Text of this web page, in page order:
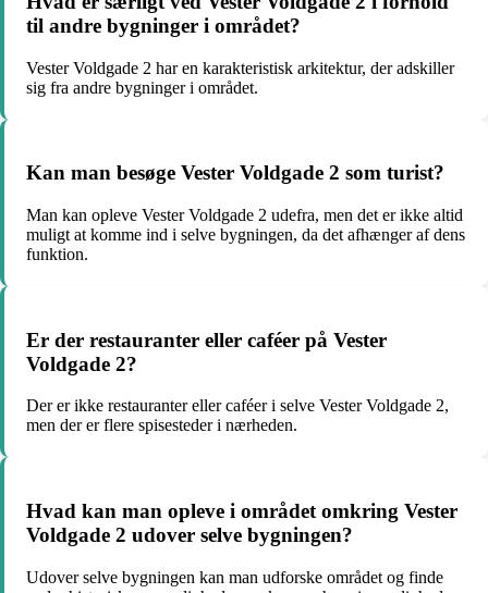
til andre bygninger i området?
Vester Voldgade 2 har en karakteristisk arkitektur, der adskiller
sig fra andre bygninger i området.
Kan man besøge Vester Voldgade 2 som turist?
Man kan opleve Vester Voldgade 2 udefra, men det er ikke altid
muligt at komme ind i selve bygningen, da det afhænger af dens
funktion.
Er der restauranter eller caféer på Vester
Voldgade 2?
Der er ikke restauranter eller caféer i selve Vester Voldgade 2,
men der er flere spisesteder i nærheden.
Hvad kan man opleve i området omkring Vester
Voldgade 2 udover selve bygningen?
Udover selve bygningen kan man udforske området og finde